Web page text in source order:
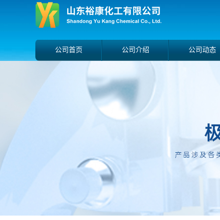
公司首页 公司介绍 公司动态